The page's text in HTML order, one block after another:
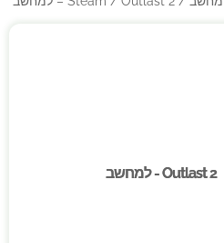
Outlast 2 - למחשב
Outlast 2 - למחשב